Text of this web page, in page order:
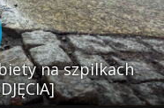
na szpilkach